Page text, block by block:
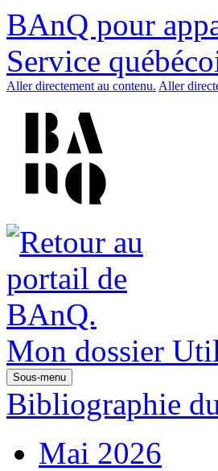
BAnQ pour
Service
Aller directement au contenu. Aller
Mon dossier
Sous-menu
Bibliographie
Mai 2026